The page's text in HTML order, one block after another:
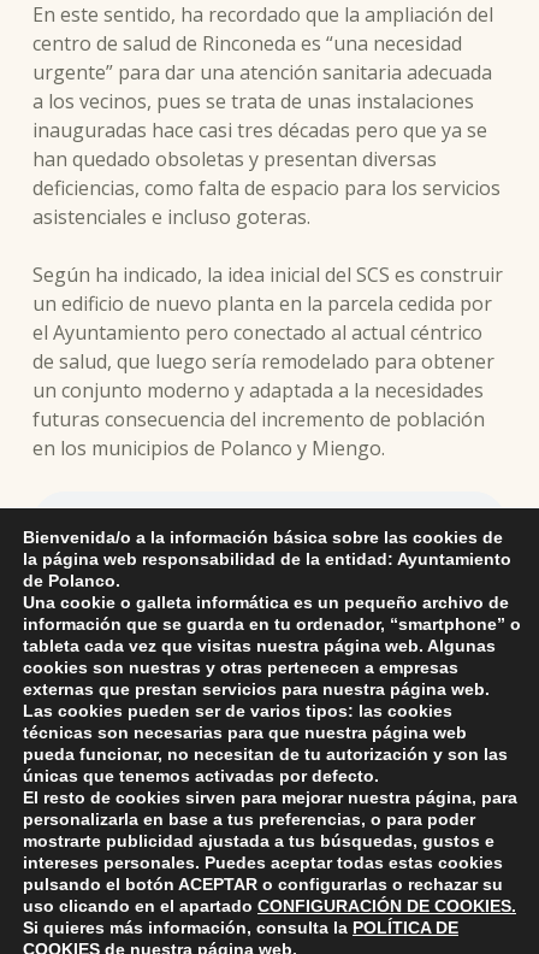
En este sentido, ha recordado que la ampliación del
centro de salud de Rinconeda es “una necesidad
urgente” para dar una atención sanitaria adecuada
a los vecinos, pues se trata de unas instalaciones
inauguradas hace casi tres décadas pero que ya se
han quedado obsoletas y presentan diversas
deficiencias, como falta de espacio para los servicios
asistenciales e incluso goteras.
Según ha indicado, la idea inicial del SCS es construir
un edificio de nuevo planta en la parcela cedida por
el Ayuntamiento pero conectado al actual céntrico
de salud, que luego sería remodelado para obtener
un conjunto moderno y adaptada a la necesidades
futuras consecuencia del incremento de población
en los municipios de Polanco y Miengo.
La alcaldesa de Polanco valorando el resultado de la reunión con
la gerente del SCS sobre la ampliación del centro de salud
Skip back to main navigation
ayuntamiento de polanco
AYUNTAMIENTO DE POLANCO
Bienvenida/o a la información básica sobre las cookies de
la página web responsabilidad de la entidad: Ayuntamiento
de Polanco.
Una cookie o galleta informática es un pequeño archivo de
información que se guarda en tu ordenador, “smartphone” o
tableta cada vez que visitas nuestra página web. Algunas
cookies son nuestras y otras pertenecen a empresas
externas que prestan servicios para nuestra página web.
Las cookies pueden ser de varios tipos: las cookies
técnicas son necesarias para que nuestra página web
pueda funcionar, no necesitan de tu autorización y son las
únicas que tenemos activadas por defecto.
El resto de cookies sirven para mejorar nuestra página, para
personalizarla en base a tus preferencias, o para poder
mostrarte publicidad ajustada a tus búsquedas, gustos e
intereses personales. Puedes aceptar todas estas cookies
pulsando el botón ACEPTAR o configurarlas o rechazar su
uso clicando en el apartado CONFIGURACIÓN DE COOKIES.
Si quieres más información, consulta la POLÍTICA DE
COOKIES de nuestra página web.